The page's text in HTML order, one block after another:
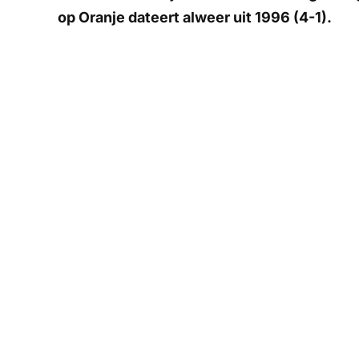
op Oranje dateert alweer uit 1996 (4-1).